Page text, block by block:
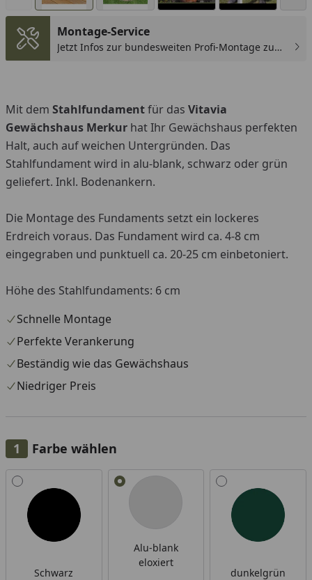
Montage-Service
Jetzt Infos zur bundesweiten Profi-Montage zum
Mit dem Stahlfundamentfür das Vitavia
Gewächshaus Merkur hat Ihr Gewächshaus perfekten
Halt, auch auf weichen Untergründen. Das
Stahlfundament wird in alu-blank, schwarz oder grün
geliefert. Inkl. Bodenankern.
Die Montage des Fundaments setzt ein lockeres
Erdreich voraus. Das Fundament wird ca. 4-8 cm
eingegraben und punktuell ca. 20-25 cm einbetoniert.
Höhe des Stahlfundaments: 6 cm
Schnelle Montage
Perfekte Verankerung
Beständig wie das Gewächshaus
Niedriger Preis
Farbe wählen
Alle anzeigen (3)
Schwarz
Alu-blank
eloxiert
dunkelgrün